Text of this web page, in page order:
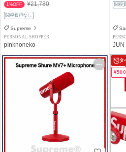
1%OFF ¥21,780
関税負担なし
Supreme
PERSONAL SHOPPER
pinknoneko
関税
タ